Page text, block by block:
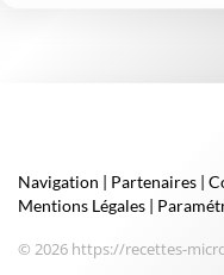
Navigation | Partenaires |
Mentions Légales |
© 2026 https://recettes-